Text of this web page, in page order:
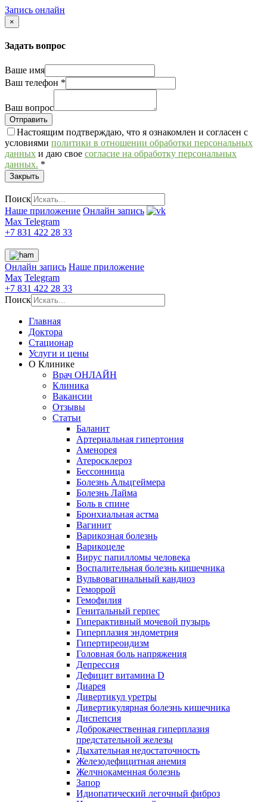
Запись онлайн
×
Задать вопрос
Ваше имя
Ваш телефон *
Ваш вопрос
Настоящим подтверждаю, что я ознакомлен и согласен с
условиями политики в отношении обработки персональных
данных и даю свое согласие на обработку персональных
данных. *
Закрыть
Поиск
Наше приложение Онлайн запись
Max Telegram
+7 831 422 28 33
Онлайн запись Наше приложение
Max Telegram
+7 831 422 28 33
Поиск
Главная
Доктора
Стационар
Услуги и цены
О Клинике
Врач ОНЛАЙН
Клиника
Вакансии
Отзывы
Статьи
Баланит
Артериальная гипертония
Аменорея
Атеросклероз
Бессонница
Болезнь Альцгеймера
Болезнь Лайма
Боль в спине
Бронхиальная астма
Вагинит
Варикозная болезнь
Варикоцеле
Вирус папилломы человека
Воспалительная болезнь кишечника
Вульвовагинальный кандиоз
Геморрой
Гемофилия
Генитальный герпес
Гиперактивный мочевой пузырь
Гиперплазия эндометрия
Гипертиреоидизм
Головная боль напряжения
Депрессия
Дефицит витамина D
Диарея
Дивертикул уретры
Дивертикулярная болезнь кишечника
Диспепсия
Доброкачественная гиперплазия
предстательной железы
Дыхательная недостаточность
Железодефицитная анемия
Желчнокаменная болезнь
Запор
Идиопатический легочный фиброз